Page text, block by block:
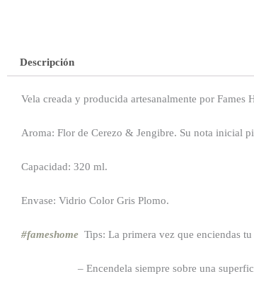
Descripción
Vela creada y producida artesanalmente por Fames
Aroma: Flor de Cerezo & Jengibre. Su nota inicial
Capacidad: 320 ml.
Envase: Vidrio Color Gris Plomo.
#fameshome Tips: La primera vez que enciendas
– Encendela siempre sobre una